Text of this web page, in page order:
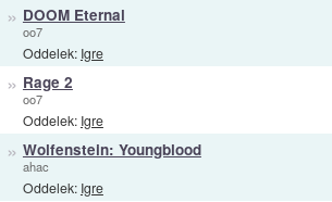
» DOOM Eternal
oo7
Oddelek: Igre
» Rage 2
oo7
Oddelek: Igre
» Wolfenstein: Youngblood
ahac
Oddelek: Igre